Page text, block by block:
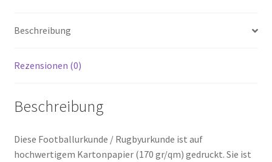
Beschreibung
Rezensionen (0)
Beschreibung
Diese Footballurkunde / Rugbyurkunde ist auf
hochwertigem Kartonpapier (170 gr/qm) gedruckt. Sie ist